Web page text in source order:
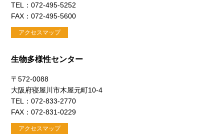
TEL：072-495-5252
FAX：072-495-5600
アクセスマップ
生物多様性センター
〒572-0088
大阪府寝屋川市木屋元町10-4
TEL：072-833-2770
FAX：072-831-0229
アクセスマップ